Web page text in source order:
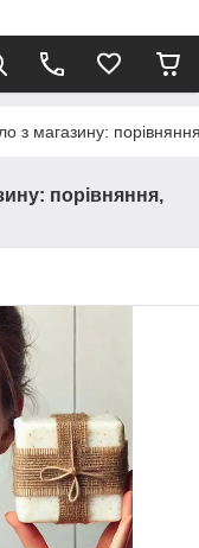
з магазину:
порівняння,